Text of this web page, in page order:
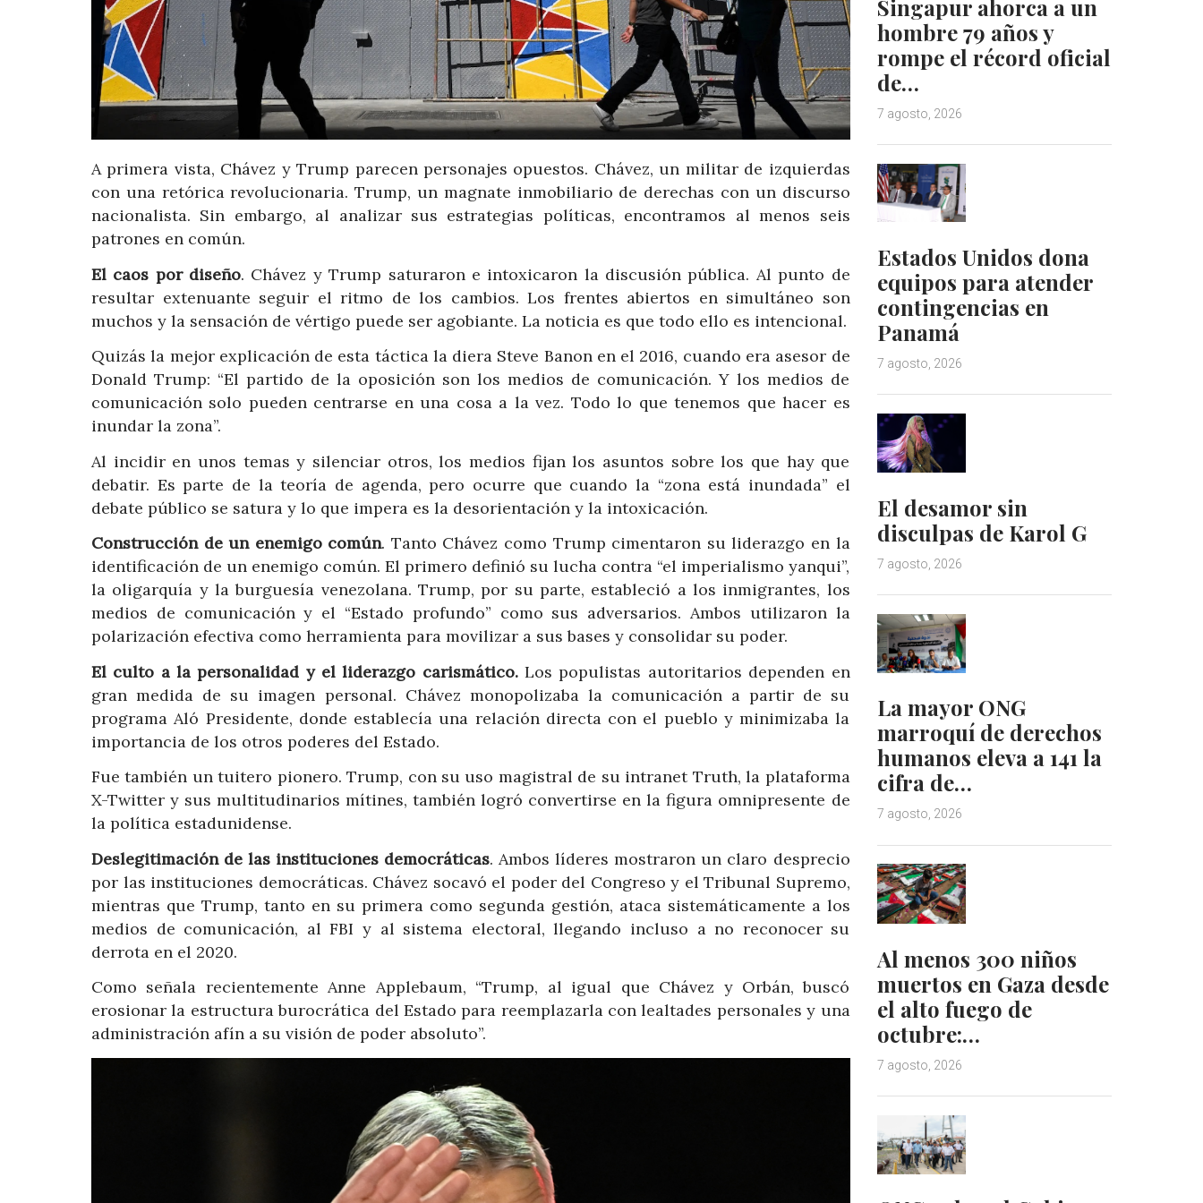
A primera vista, Chávez y Trump parecen personajes opuestos. Chávez, un militar de izquierdas
con una retórica revolucionaria. Trump, un magnate inmobiliario de derechas con un discurso
nacionalista. Sin embargo, al analizar sus estrategias políticas, encontramos al menos seis
patrones en común.
El caos por diseño. Chávez y Trump saturaron e intoxicaron la discusión pública. Al punto de
resultar extenuante seguir el ritmo de los cambios. Los frentes abiertos en simultáneo son
muchos y la sensación de vértigo puede ser agobiante. La noticia es que todo ello es intencional.
Quizás la mejor explicación de esta táctica la diera Steve Banon en el 2016, cuando era asesor de
Donald Trump: “El partido de la oposición son los medios de comunicación. Y los medios de
comunicación solo pueden centrarse en una cosa a la vez. Todo lo que tenemos que hacer es
inundar la zona”.
Al incidir en unos temas y silenciar otros, los medios fijan los asuntos sobre los que hay que
debatir. Es parte de la teoría de agenda, pero ocurre que cuando la “zona está inundada” el
debate público se satura y lo que impera es la desorientación y la intoxicación.
Construcción de un enemigo común. Tanto Chávez como Trump cimentaron su liderazgo en la
identificación de un enemigo común. El primero definió su lucha contra “el imperialismo yanqui”,
la oligarquía y la burguesía venezolana. Trump, por su parte, estableció a los inmigrantes, los
medios de comunicación y el “Estado profundo” como sus adversarios. Ambos utilizaron la
polarización efectiva como herramienta para movilizar a sus bases y consolidar su poder.
El culto a la personalidad y el liderazgo carismático.Los populistas autoritarios dependen en
gran medida de su imagen personal. Chávez monopolizaba la comunicación a partir de su
programa Aló Presidente, donde establecía una relación directa con el pueblo y minimizaba la
importancia de los otros poderes del Estado.
Fue también un tuitero pionero. Trump, con su uso magistral de su intranet Truth, la plataforma
X-Twitter y sus multitudinarios mítines, también logró convertirse en la figura omnipresente de
la política estadunidense.
Deslegitimación de las instituciones democráticas. Ambos líderes mostraron un claro desprecio
por las instituciones democráticas. Chávez socavó el poder del Congreso y el Tribunal Supremo,
mientras que Trump, tanto en su primera como segunda gestión, ataca sistemáticamente a los
medios de comunicación, al FBI y al sistema electoral, llegando incluso a no reconocer su
derrota en el 2020.
Como señala recientemente Anne Applebaum, “Trump, al igual que Chávez y Orbán, buscó
erosionar la estructura burocrática del Estado para reemplazarla con lealtades personales y una
administración afín a su visión de poder absoluto”.
Singapur ahorca a un
hombre 79 años y
rompe el récord oficial
de…
7 agosto, 2026
Estados Unidos dona
equipos para atender
contingencias en
Panamá
7 agosto, 2026
El desamor sin
disculpas de Karol G
7 agosto, 2026
La mayor ONG
marroquí de derechos
humanos eleva a 141 la
cifra de…
7 agosto, 2026
Al menos 300 niños
muertos en Gaza desde
el alto fuego de
octubre:…
7 agosto, 2026